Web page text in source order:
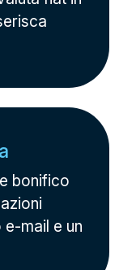
bonifico
mail e un